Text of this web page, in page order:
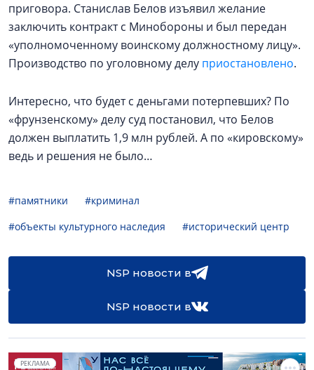
приговора. Станислав Белов изъявил желание
заключить контракт с Минобороны и был передан
«уполномоченному воинскому должностному лицу».
Производство по уголовному делу приостановлено.
Интересно, что будет с деньгами потерпевших? По
«фрунзенскому» делу суд постановил, что Белов
должен выплатить 1,9 млн рублей. А по «кировскому»
ведь и решения не было…
#памятники
#криминал
#объекты культурного наследия
#исторический центр
NSP новости в
NSP новости в
РЕКЛАМА